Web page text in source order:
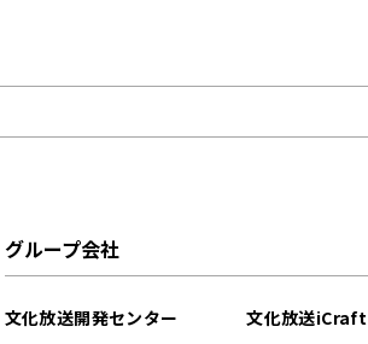
グループ会社
文化放送開発センター 文化放送iCraft